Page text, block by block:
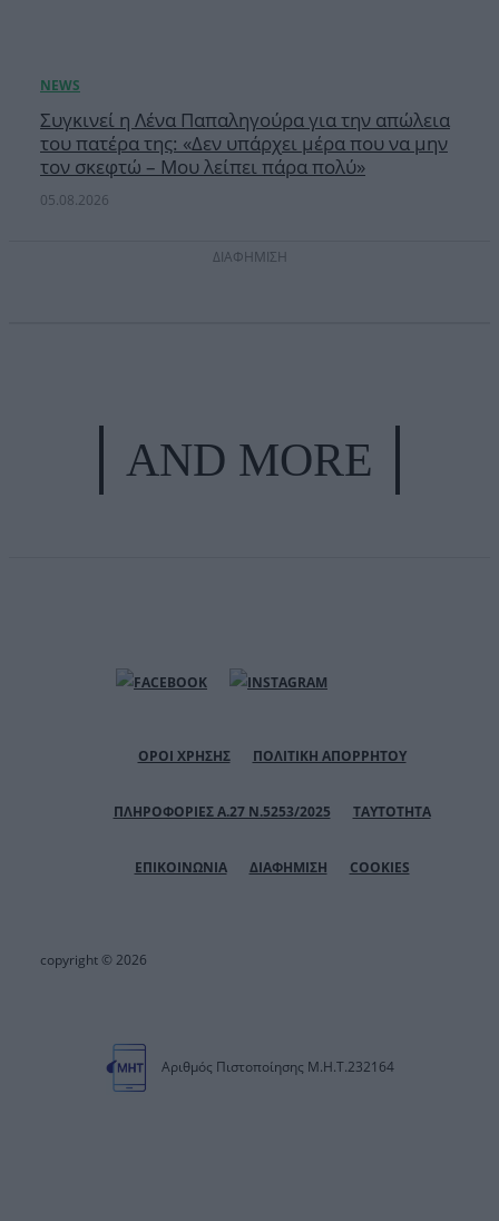
Συγκινεί η Λένα Παπαληγούρα για την απώλεια
του πατέρα της: «Δεν υπάρχει μέρα που να μην
τον σκεφτώ – Μου λείπει πάρα πολύ»
05.08.2026
ΔΙΑΦΗΜΙΣΗ
AND MORE
ΟΡΟΙ ΧΡΗΣΗΣ ΠΟΛΙΤΙΚΗ ΑΠΟΡΡΗΤΟΥ
ΠΛΗΡΟΦΟΡΙΕΣ Α.27 Ν.5253/2025 ΤΑΥΤΟΤΗΤΑ
ΕΠΙΚΟΙΝΩΝΙΑ ΔΙΑΦΗΜΙΣΗ COOKIES
copyright © 2026
Αριθμός Πιστοποίησης Μ.Η.Τ.232164